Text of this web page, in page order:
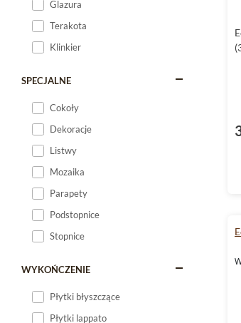
Glazura
Terakota
Klinkier
SPECJALNE
Cokoły
Dekoracje
Listwy
Mozaika
Parapety
Podstopnice
Stopnice
WYKOŃCZENIE
Płytki błyszczące
Płytki lappato